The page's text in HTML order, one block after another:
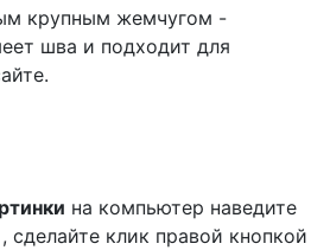
крупным жемчугом -
шва и подходит для
на компьютер наведите
сделайте клик правой кнопкой